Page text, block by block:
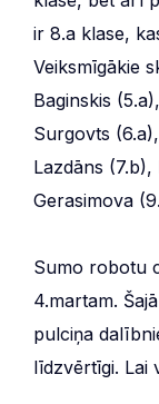
ir 8.a klase,
Veiksmīgākie
Baginskis
Surgovts
Lazdāns
Gerasimova
Sumo robotu
4.martam.
pulciņa
līdzvērtīgi. Lai